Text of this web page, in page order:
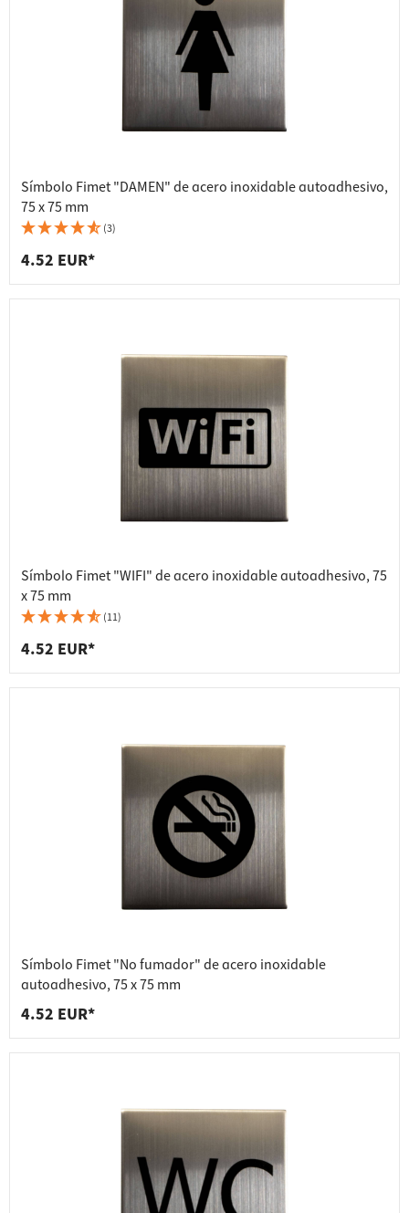
Símbolo Fimet "DAMEN" de acero inoxidable autoadhesivo,
75 x 75 mm
(3)
4.52 EUR*
Símbolo Fimet "WIFI" de acero inoxidable autoadhesivo, 75
x 75 mm
(11)
4.52 EUR*
Símbolo Fimet "No fumador" de acero inoxidable
autoadhesivo, 75 x 75 mm
4.52 EUR*